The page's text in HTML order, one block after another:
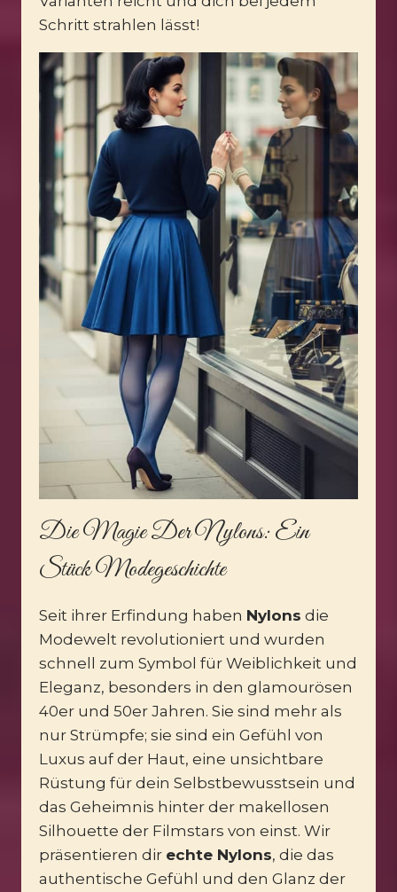
Schritt strahlen lässt!
Die Magie Der Nylons: Ein
Stück Modegeschichte
Seit ihrer Erfindung haben Nylons die
Modewelt revolutioniert und wurden
schnell zum Symbol für Weiblichkeit und
Eleganz, besonders in den glamourösen
40er und 50er Jahren. Sie sind mehr als
nur Strümpfe; sie sind ein Gefühl von
Luxus auf der Haut, eine unsichtbare
Rüstung für dein Selbstbewusstsein und
das Geheimnis hinter der makellosen
Silhouette der Filmstars von einst. Wir
präsentieren dir echte Nylons, die das
authentische Gefühl und den Glanz der